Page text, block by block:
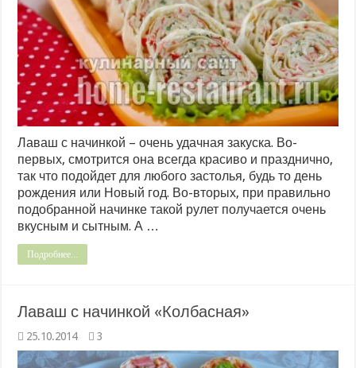
Лаваш с начинкой – очень удачная закуска. Во-
первых, смотрится она всегда красиво и празднично,
так что подойдет для любого застолья, будь то день
рождения или Новый год. Во-вторых, при правильно
подобранной начинке такой рулет получается очень
вкусным и сытным. А …
Подробнее...
Лаваш с начинкой «Колбасная»
25.10.2014 3